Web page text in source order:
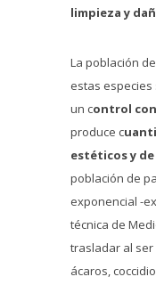
limpieza y
La población de
estas
un control
produce c
estéticos y
población de
exponencial -
técnica de
trasladar al
ácaros,